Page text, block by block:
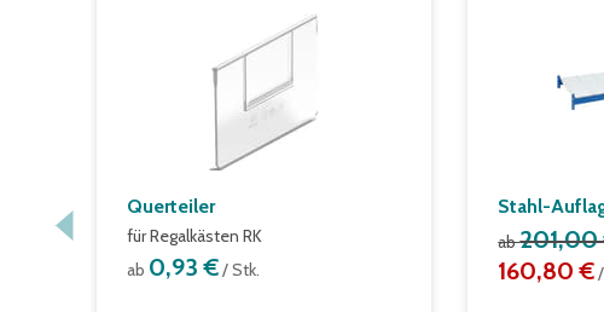
Querteiler
für Regalkästen RK
ab 0,93 €/ Stk.
Stahl-
ab201,00
160,80 €